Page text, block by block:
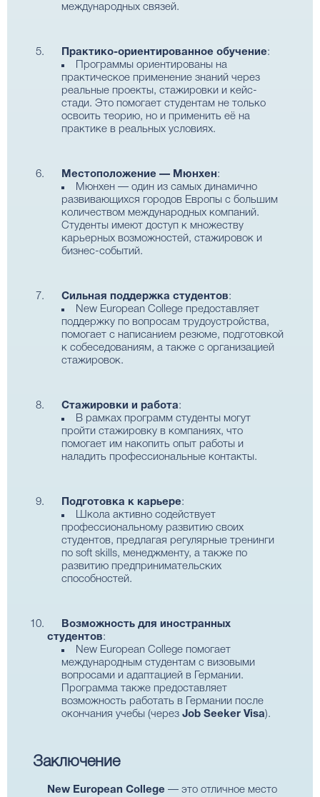
международных связей.
Практико-ориентированное обучение:
Программы ориентированы на
практическое применение знаний через
реальные проекты, стажировки и кейс-
стади. Это помогает студентам не только
освоить теорию, но и применить её на
практике в реальных условиях.
Местоположение — Мюнхен:
Мюнхен — один из самых динамично
развивающихся городов Европы с большим
количеством международных компаний.
Студенты имеют доступ к множеству
карьерных возможностей, стажировок и
бизнес-событий.
Сильная поддержка студентов:
New European College предоставляет
поддержку по вопросам трудоустройства,
помогает с написанием резюме, подготовкой
к собеседованиям, а также с организацией
стажировок.
Стажировки и работа:
В рамках программ студенты могут
пройти стажировку в компаниях, что
помогает им накопить опыт работы и
наладить профессиональные контакты.
Подготовка к карьере:
Школа активно содействует
профессиональному развитию своих
студентов, предлагая регулярные тренинги
по soft skills, менеджменту, а также по
развитию предпринимательских
способностей.
Возможность для иностранных
студентов:
New European College помогает
международным студентам с визовыми
вопросами и адаптацией в Германии.
Программа также предоставляет
возможность работать в Германии после
окончания учебы (через Job Seeker Visa).
Заключение
New European College — это отличное место